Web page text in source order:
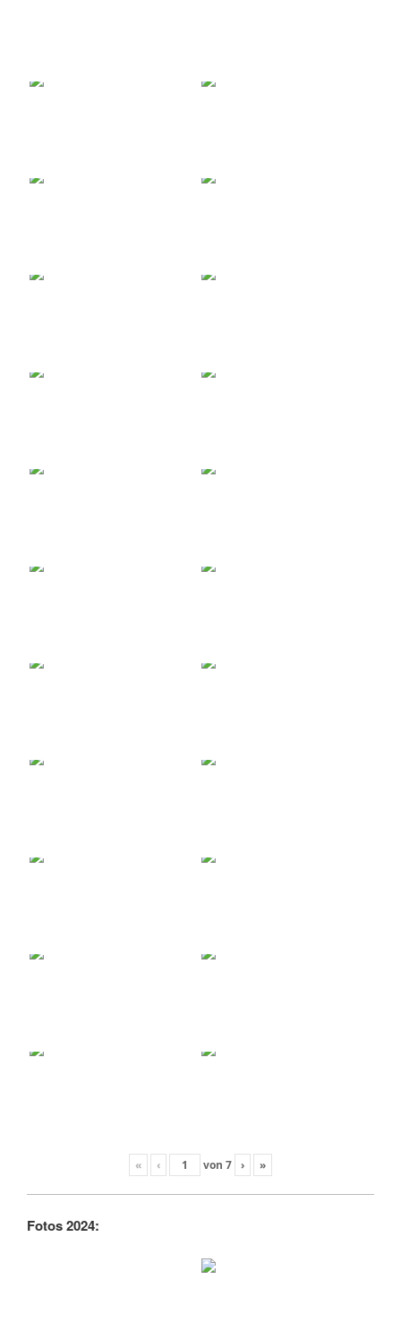
« ‹ von 7 › »
Fotos 2024: